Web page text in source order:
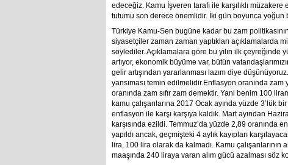
edeceğiz. Kamu İşveren tarafı ile karşılıklı
tutumu son derece önemlidir. İki gün boyunca yoğun
Türkiye Kamu-Sen bugüne kadar bu zam
siyasetçiler zaman zaman yaptıkları açıklamalarda
söylediler. Açıklamalara göre bu yılın ilk
artıyor, ekonomik büyüme var, bütün
gelir artışından yararlanması lazım diye
yansıması temin edilmelidir.Enflasyon oranında
oranında zam sıfır zam demektir. Yani benim 100
kamu çalışanlarına 2017 Ocak ayında yüzde 3’lük
enflasyon ile karşı karşıya kaldık. Mart ayından
karşısında ezildi. Temmuz’da yüzde 2,89
yapıldı ancak, geçmişteki 4 aylık kayıpları
lira, 100 lira olarak da kalmadı. Kamu
maaşında 240 liraya varan alım gücü azalması söz